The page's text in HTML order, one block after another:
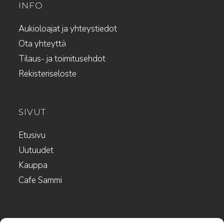
INFO
Aukioloajat ja yhteystiedot
Ota yhteyttä
Tilaus- ja toimitusehdot
Rekisteriseloste
SIVUT
Etusivu
Uutuudet
Kauppa
Cafe Sammi